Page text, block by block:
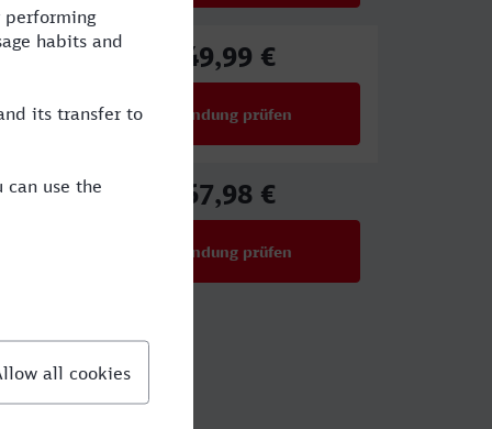
49,99 €
Verbindung prüfen
67,98 €
Verbindung prüfen